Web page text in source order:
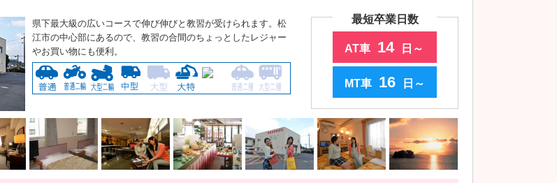
県下最大級の広いコースで伸び伸びと教習が受けられます。松
江市の中心部にあるので、教習の合間のちょっとしたレジャー
やお買い物にも便利。
最短卒業日数
AT車 14 日～
MT車 16 日～